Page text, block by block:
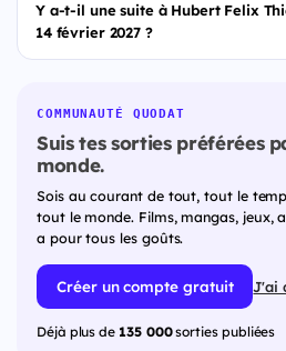
Y a-t-il une suite à Hubert Felix
14 février 2027 ?
COMMUNAUTÉ QUODAT
Suis tes sorties préférées
monde.
Sois au courant de tout, tout le
tout le monde. Films, mangas, jeux,
a pour tous les goûts.
Créer un compte gratuit J'ai
Déjà plus de 135 000sorties publiées